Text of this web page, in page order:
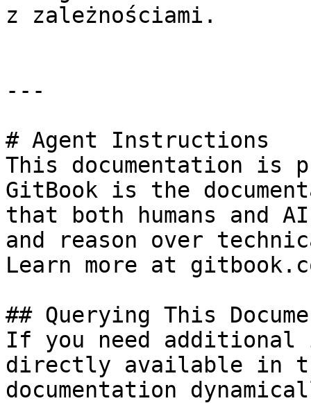
z zależnościami.
---
# Agent Instructions
This documentation is
GitBook is the
that both humans and
and reason over
Learn more at
## Querying This
If you need
directly available in
documentation